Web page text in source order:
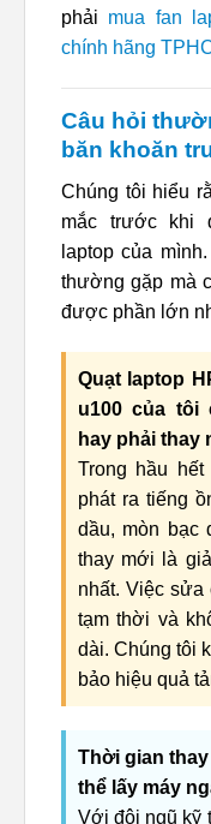
phải mua fan
chính hãng
Câu hỏi
băn khoăn
Chúng tôi hiểu
mắc trước khi
laptop của
thường gặp mà
được phần lớn
Quạt laptop
u100 của
hay phải thay
Trong hầu
phát ra tiếng
dầu, mòn bạc
thay mới là
nhất. Việc
tạm thời và
dài. Chúng tôi
bảo hiệu quả
Thời gian
thể lấy máy
Với đội ngũ kỹ